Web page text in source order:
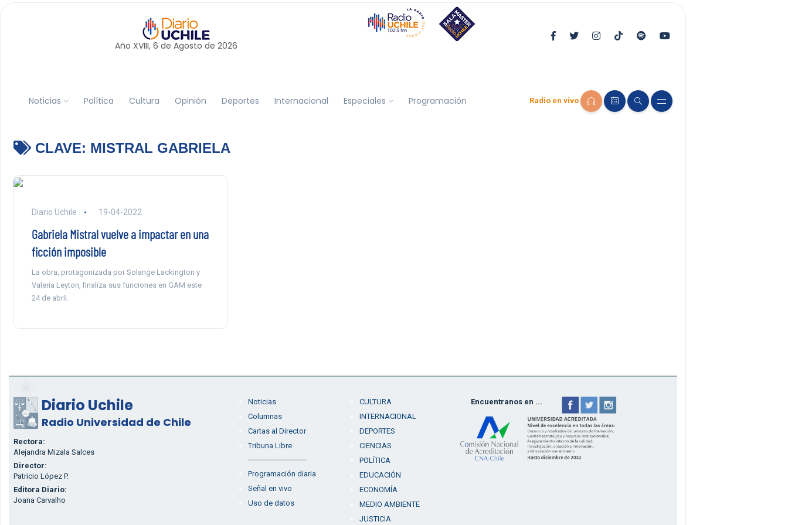
Año XVIII, 6 de Agosto de 2026
Noticias Política Cultura Opinión Deportes Internacional Especiales Programación Radio en vivo
CLAVE: MISTRAL GABRIELA
Diario Uchile 19-04-2022
Gabriela Mistral vuelve a impactar en una
ficción imposible
La obra, protagonizada por Solange Lackington y
Valeria Leyton, finaliza sus funciones en GAM este
24 de abril.
Diario Uchile
Radio Universidad de Chile
Rectora:
Alejandra Mizala Salces
Director:
Patricio López P.
Editora Diario:
Joana Carvalho
Noticias
Columnas
Cartas al Director
Tribuna Libre
Programación diaria
Señal en vivo
Uso de datos
CULTURA
INTERNACIONAL
DEPORTES
CIENCIAS
POLÍTICA
EDUCACIÓN
ECONOMÍA
MEDIO AMBIENTE
JUSTICIA
Encuentranos en ...